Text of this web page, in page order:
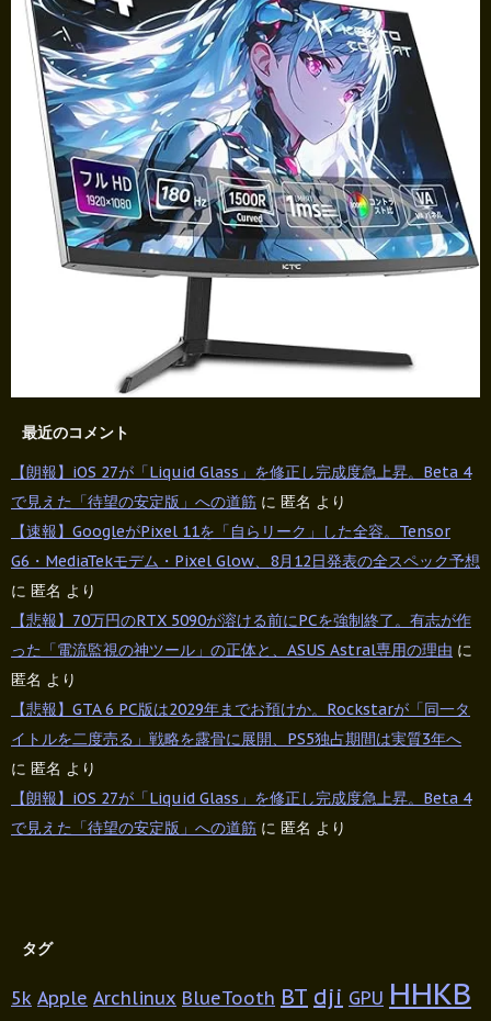
最近のコメント
【朗報】iOS 27が「Liquid Glass」を修正し完成度急上昇。Beta 4
で見えた「待望の安定版」への道筋 に 匿名 より
【速報】GoogleがPixel 11を「自らリーク」した全容。Tensor
G6・MediaTekモデム・Pixel Glow、8月12日発表の全スペック予想
に 匿名 より
【悲報】70万円のRTX 5090が溶ける前にPCを強制終了。有志が作
った「電流監視の神ツール」の正体と、ASUS Astral専用の理由 に
匿名 より
【悲報】GTA 6 PC版は2029年までお預けか。Rockstarが「同一タ
イトルを二度売る」戦略を露骨に展開、PS5独占期間は実質3年へ
に 匿名 より
【朗報】iOS 27が「Liquid Glass」を修正し完成度急上昇。Beta 4
で見えた「待望の安定版」への道筋 に 匿名 より
タグ
5k Apple Archlinux BlueTooth BT dji GPU HHKB